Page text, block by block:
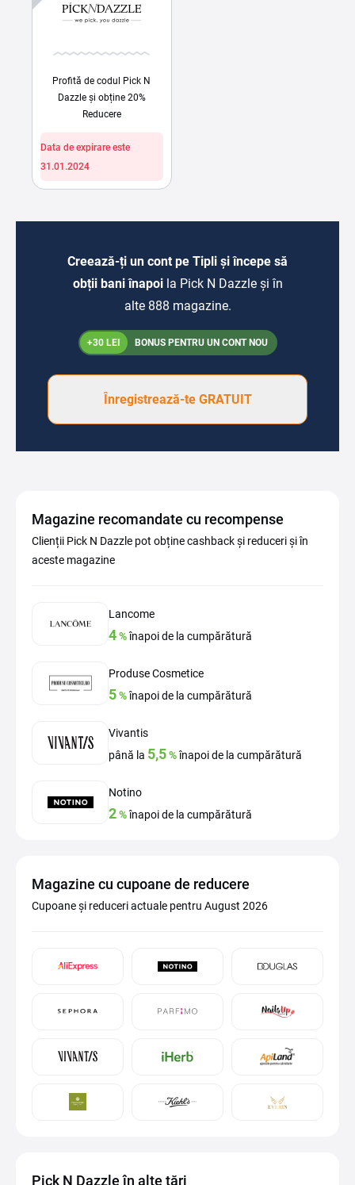
Profită de codul Pick N
Dazzle și obține 20%
Reducere
Data de expirare este
31.01.2024
Creează-ți un cont pe Tipli și începe să
obții bani înapoi la Pick N Dazzle și în
alte 888 magazine.
+30 LEI BONUS PENTRU UN CONT NOU
Înregistrează-te GRATUIT
Magazine recomandate cu recompense
Clienții Pick N Dazzle pot obține cashback și reduceri și în
aceste magazine
Lancome
4%înapoi de la cumpărătură
Produse Cosmetice
5%înapoi de la cumpărătură
Vivantis
până la 5,5%înapoi de la cumpărătură
Notino
2%înapoi de la cumpărătură
Magazine cu cupoane de reducere
Cupoane și reduceri actuale pentru August 2026
Pick N Dazzle în alte țări